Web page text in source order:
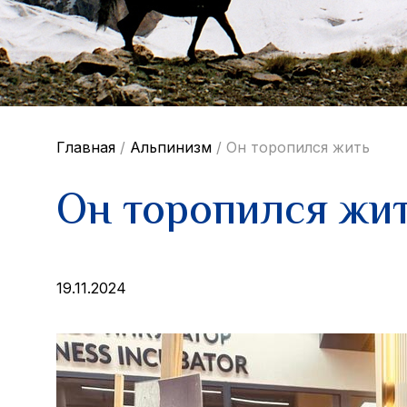
Главная / Альпинизм / Он торопился жить
Он торопился
19.11.2024